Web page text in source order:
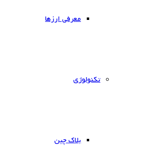
معرفی ارزها
‌تکنولوژی
بلاک چین